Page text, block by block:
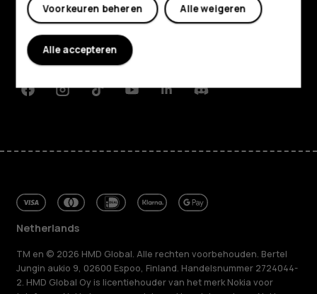
Over ons
Planet and people
Klantenservice
FacebookInstagramTiktokYoutubeLinkedinDiscord
Netherlands
TM en © 2026 HMD Global. Alle rechten voorbehouden. Bertel
Jungin aukio 9, 02600 Espoo, Finland. Handelsnummer 2724044-
2. HMD Global Oy is licentiehouder van het merk Nokia voor
Alle weigeren
Voorkeuren beheren
Alle accepteren